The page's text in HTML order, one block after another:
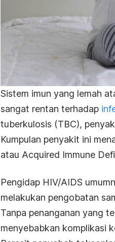
Sistem imun yang lemah
sangat rentan terhadap
tuberkulosis (TBC),
Kumpulan penyakit ini
atau Acquired Immune
Pengidap HIV/AIDS
melakukan pengobatan
Tanpa penanganan yang
menyebabkan komplikasi